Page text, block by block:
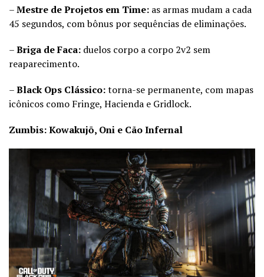
–Mestre de Projetos em Time: as armas mudam a cada
45 segundos, com bônus por sequências de eliminações.
–Briga de Faca: duelos corpo a corpo 2v2 sem
reaparecimento.
–Black Ops Clássico:torna-se permanente, com mapas
icônicos como Fringe, Hacienda e Gridlock.
Zumbis: Kowakujō, Oni e Cão Infernal